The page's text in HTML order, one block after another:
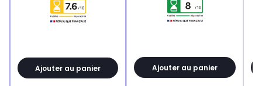
Ajouter au panier Ajouter au panier